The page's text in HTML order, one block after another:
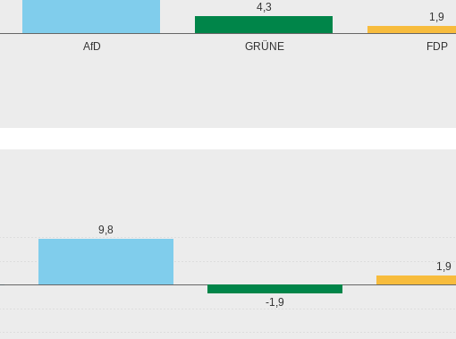
AfD GRÜNE FDP
4,3
1,9
9,8
-1,9
1,9